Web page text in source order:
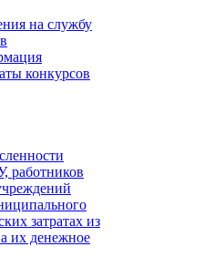
на службу
конкурсов
работников
затратах из
их денежное